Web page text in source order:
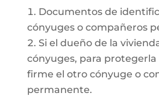
Documentos de
cónyuges o compañeros
Si el dueño de la
cónyuges, para protegerla
firme el otro cónyuge o
permanente.